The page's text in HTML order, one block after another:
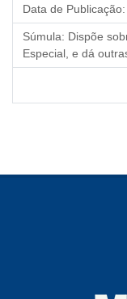
Data de Publicação:
Súmula: Dispõe
Especial, e dá